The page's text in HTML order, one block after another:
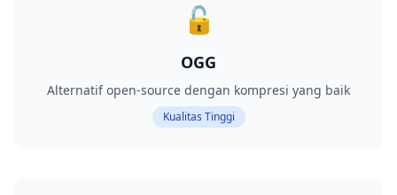
🔓
OGG
Alternatif open-source dengan kompresi yang baik
Kualitas Tinggi